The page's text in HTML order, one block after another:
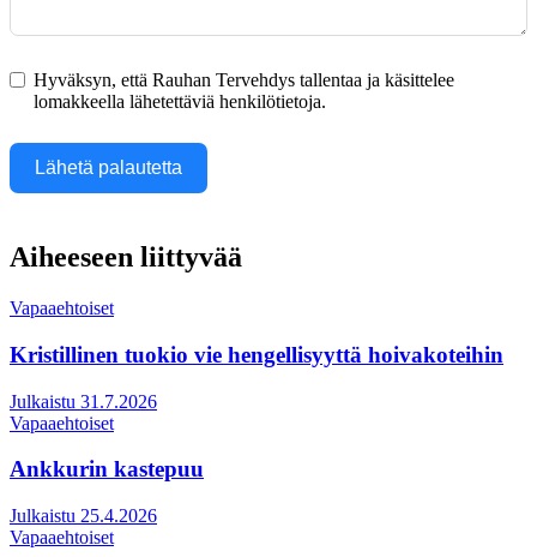
Hyväksyn, että Rauhan Tervehdys tallentaa ja käsittelee
lomakkeella lähetettäviä henkilötietoja.
Lähetä palautetta
Aiheeseen liittyvää
Vapaaehtoiset
Kristillinen tuokio vie hengellisyyttä hoivakoteihin
Julkaistu 31.7.2026
Vapaaehtoiset
Ankkurin kastepuu
Julkaistu 25.4.2026
Vapaaehtoiset